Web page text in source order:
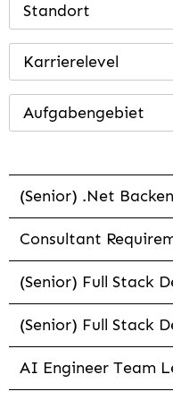
Standort
Karrierelevel
Aufgabengebiet
(Senior) .Net
Consultant
(Senior) Full Stack
(Senior) Full Stack
AI Engineer Team